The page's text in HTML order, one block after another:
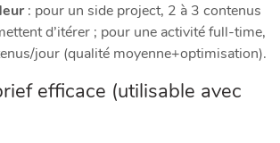
: pour un side project, 2 à 3 contenus
d’itérer ; pour une activité full-time,
jour (qualité moyenne+optimisation).
efficace (utilisable avec